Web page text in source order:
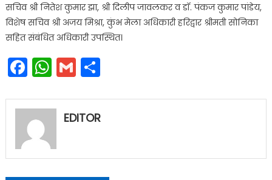
सचिव श्री नितेश कुमार झा, श्री दिलीप जावलकर व डॉ. पंकज कुमार पांडेय,
विशेष सचिव श्री अजय मिश्रा, कुंभ मेला अधिकारी हरिद्वार श्रीमती सोनिका
सहित संबंधित अधिकारी उपस्थित।
Facebook
WhatsApp
GmailShare
EDITOR